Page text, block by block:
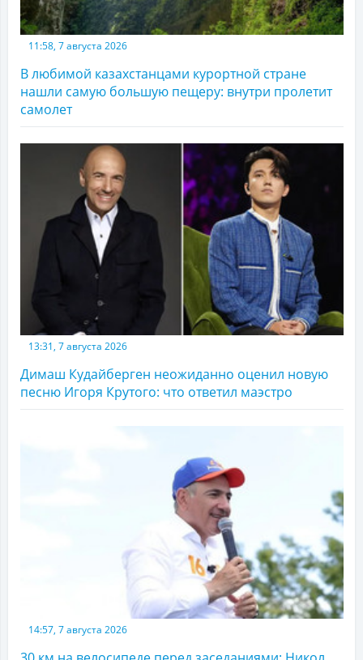
11:58, 7 августа 2026
В любимой казахстанцами курортной стране
нашли самую большую пещеру: внутри пролетит
самолет
13:31, 7 августа 2026
Димаш Кудайберген неожиданно оценил новую
песню Игоря Крутого: что ответил маэстро
14:57, 7 августа 2026